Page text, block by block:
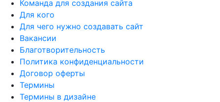
Команда для создания сайта
Для кого
Для чего нужно создавать сайт
Вакансии
Благотворительность
Политика конфиденциальности
Договор оферты
Термины
Термины в дизайне